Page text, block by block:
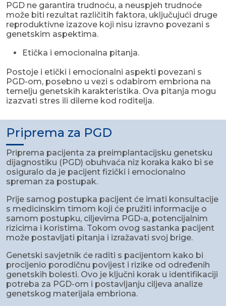
PGD ​​ne garantira trudnoću, a neuspjeh trudnoće
može biti rezultat različitih faktora, uključujući druge
reproduktivne izazove koji nisu izravno povezani s
genetskim aspektima.
Etička i emocionalna pitanja.
Postoje i etički i emocionalni aspekti povezani s
PGD-om, posebno u vezi s odabirom embriona na
temelju genetskih karakteristika. Ova pitanja mogu
izazvati stres ili dileme kod roditelja.
Priprema za PGD
Priprema pacijenta za preimplantacijsku genetsku
dijagnostiku (PGD) obuhvaća niz koraka kako bi se
osiguralo da je pacijent fizički i emocionalno
spreman za postupak.
Prije samog postupka pacijent će imati konsultacije
s medicinskim timom koji će pružiti informacije o
samom postupku, ciljevima PGD-a, potencijalnim
rizicima i koristima. Tokom ovog sastanka pacijent
može postavljati pitanja i izražavati svoj brige.
Genetski savjetnik će raditi s pacijentom kako bi
procijenio porodičnu povijest i rizike od određenih
genetskih bolesti. Ovo je ključni korak u identifikaciji
potreba za PGD-om i postavljanju ciljeva analize
genetskog materijala embriona.